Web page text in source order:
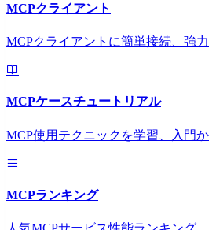
MCPクライアント
MCPクライアントに簡単接続、強
MCPケースチュートリアル
MCP使用テクニックを学習、入門
MCPランキング